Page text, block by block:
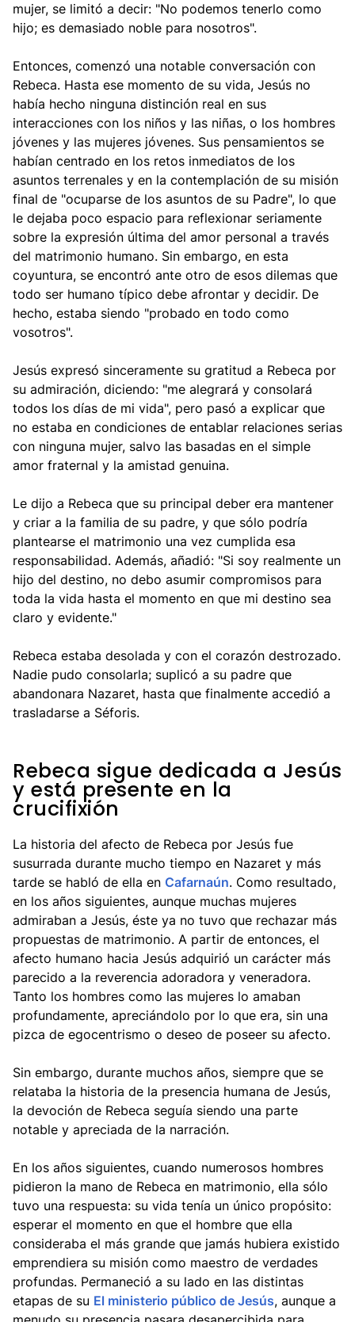
mujer, se limitó a decir: "No podemos tenerlo como
hijo; es demasiado noble para nosotros".
Entonces, comenzó una notable conversación con
Rebeca. Hasta ese momento de su vida, Jesús no
había hecho ninguna distinción real en sus
interacciones con los niños y las niñas, o los hombres
jóvenes y las mujeres jóvenes. Sus pensamientos se
habían centrado en los retos inmediatos de los
asuntos terrenales y en la contemplación de su misión
final de "ocuparse de los asuntos de su Padre", lo que
le dejaba poco espacio para reflexionar seriamente
sobre la expresión última del amor personal a través
del matrimonio humano. Sin embargo, en esta
coyuntura, se encontró ante otro de esos dilemas que
todo ser humano típico debe afrontar y decidir. De
hecho, estaba siendo "probado en todo como
vosotros".
Jesús expresó sinceramente su gratitud a Rebeca por
su admiración, diciendo: "me alegrará y consolará
todos los días de mi vida", pero pasó a explicar que
no estaba en condiciones de entablar relaciones serias
con ninguna mujer, salvo las basadas en el simple
amor fraternal y la amistad genuina.
Le dijo a Rebeca que su principal deber era mantener
y criar a la familia de su padre, y que sólo podría
plantearse el matrimonio una vez cumplida esa
responsabilidad. Además, añadió: "Si soy realmente un
hijo del destino, no debo asumir compromisos para
toda la vida hasta el momento en que mi destino sea
claro y evidente."
Rebeca estaba desolada y con el corazón destrozado.
Nadie pudo consolarla; suplicó a su padre que
abandonara Nazaret, hasta que finalmente accedió a
trasladarse a Séforis.
Rebeca sigue dedicada a Jesús
y está presente en la
crucifixión
La historia del afecto de Rebeca por Jesús fue
susurrada durante mucho tiempo en Nazaret y más
tarde se habló de ella en Cafarnaún. Como resultado,
en los años siguientes, aunque muchas mujeres
admiraban a Jesús, éste ya no tuvo que rechazar más
propuestas de matrimonio. A partir de entonces, el
afecto humano hacia Jesús adquirió un carácter más
parecido a la reverencia adoradora y veneradora.
Tanto los hombres como las mujeres lo amaban
profundamente, apreciándolo por lo que era, sin una
pizca de egocentrismo o deseo de poseer su afecto.
Sin embargo, durante muchos años, siempre que se
relataba la historia de la presencia humana de Jesús,
la devoción de Rebeca seguía siendo una parte
notable y apreciada de la narración.
En los años siguientes, cuando numerosos hombres
pidieron la mano de Rebeca en matrimonio, ella sólo
tuvo una respuesta: su vida tenía un único propósito:
esperar el momento en que el hombre que ella
consideraba el más grande que jamás hubiera existido
emprendiera su misión como maestro de verdades
profundas. Permaneció a su lado en las distintas
etapas de su El ministerio público de Jesús, aunque a